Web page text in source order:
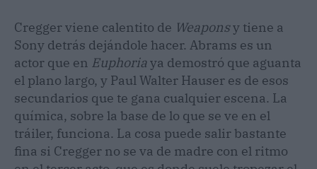
Cregger viene calentito de Weaponsy tiene a
Sony detrás dejándole hacer. Abrams es un
actor que en Euphoriaya demostró que aguanta
el plano largo, y Paul Walter Hauser es de esos
secundarios que te gana cualquier escena. La
química, sobre la base de lo que se ve en el
tráiler, funciona. La cosa puede salir bastante
fina si Cregger no se va de madre con el ritmo